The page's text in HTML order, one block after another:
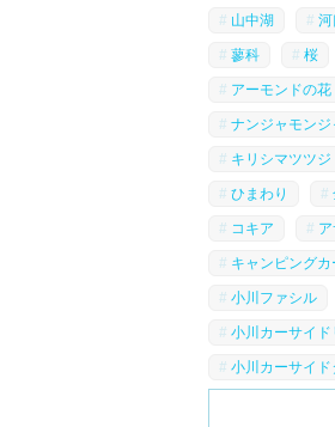
山中湖 河
蓼科 桜
アーモンドの花
ナンジャモンジ
キリシマツツジ
ひまわり
コキア
キャンピングカ
小川ファシル
小川カーサイ
小川カーサイド